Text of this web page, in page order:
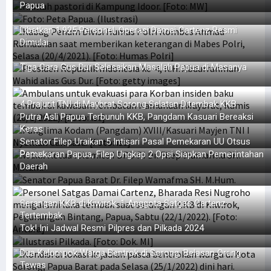
Papua
Libatkan 1.925 Personel, Operasi Damai Cartenz Resmi
Dimulai
Tiga Cara Gus Dur Selesaikan Masalah Papua di Masanya
4 Prajurit TNI di Maybrat Sorong Selatan Ditembak KKB
Putra Asli Papua Terbunuh KKB, Pangdam Kasuari Bereaksi
Keras
Senator Filep Uraikan 5 Intisari Pasal Pemekaran UU Otsus
Papua
Pemekaran Papua, Filep Ungkap 2 Opsi Siapkan Pemerintahan
Daerah
Serangan KKB di Kiwirok, 1 Anggota Satgas Cartenz
Tertembak
Tok! Ini Jadwal Resmi Pilpres dan Pilkada 2024
Dua Kelompok Warga Bentrok di Sorong, Belasan Orang
Tewas